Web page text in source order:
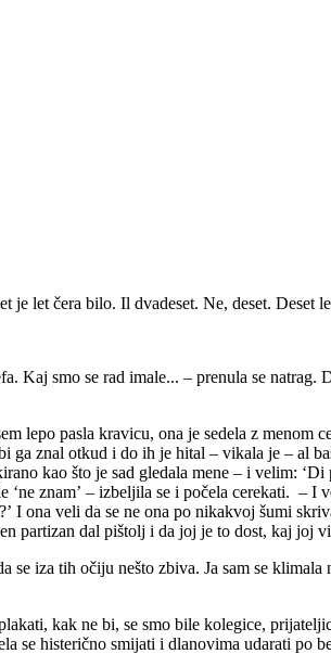
je let čera bilo. Il dvadeset. Ne, deset. Deset
Kaj smo se rad imale... – prenula se natrag.
lepo pasla kravicu, ona je sedela z menom
ga znal otkud i do ih je hital – vikala je – al
kao što je sad gledala mene – i velim: ʻDi
znamʼ – izbeljila se i počela cerekati. – I
I ona veli da se ne ona po nikakvoj šumi
partizan dal pištolj i da joj je to dost, kaj joj
iza tih očiju nešto zbiva. Ja sam se klimala
kak ne bi, se smo bile kolegice,
se histerično smijati i dlanovima udarati po